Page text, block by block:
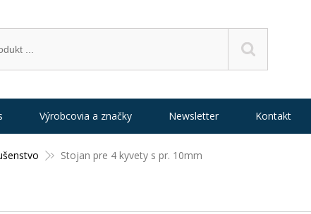
Stojan pre 4 kyvety s pr. 10mm
Výrobcovia a značky Newsletter Kontakt